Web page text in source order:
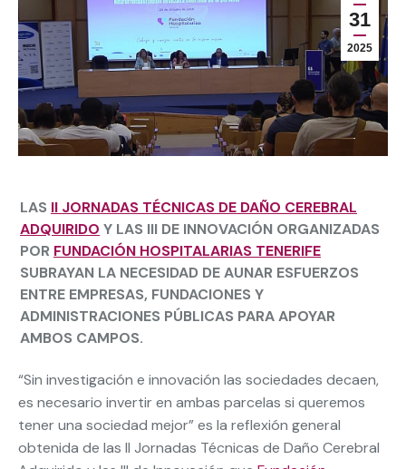
31
2025
LAS II JORNADAS TÉCNICAS DE DAÑO CEREBRAL
ADQUIRIDO Y LAS III DE INNOVACIÓN ORGANIZADAS
POR FUNDACIÓN HOSPITALARIAS TENERIFE
SUBRAYAN LA NECESIDAD DE AUNAR ESFUERZOS
ENTRE EMPRESAS, FUNDACIONES Y
ADMINISTRACIONES PÚBLICAS PARA APOYAR
AMBOS CAMPOS.
“Sin investigación e innovación las sociedades decaen,
es necesario invertir en ambas parcelas si queremos
tener una sociedad mejor” es la reflexión general
obtenida de las II Jornadas Técnicas de Daño Cerebral